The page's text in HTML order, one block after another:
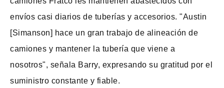
envíos casi diarios de tuberías y accesorios. "Austin
[Simanson] hace un gran trabajo de alineación de
camiones y mantener la tubería que viene a
nosotros", señala Barry, expresando su gratitud por el
suministro constante y fiable.